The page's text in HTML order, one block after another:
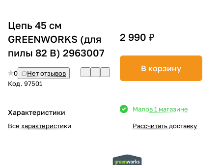
Цепь 45 см
GREENWORKS (для
пилы 82 В) 2963007
0
Нет отзывов
Код. 97501
Характеристики
Все характеристики
2 990 ₽
В корзину
Малов 1 магазине
Рассчитать доставку
График платежей
Сегодня
в корзину
% картой любого банка